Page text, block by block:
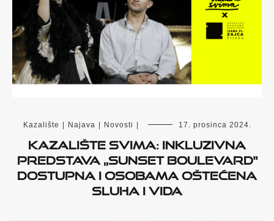
Kazalište Najava Novosti 17. prosinca 2024.
Kazalište svima: Inkluzivna
predstava „Sunset Boulevard“
dostupna i osobama oštećena
sluha i vida